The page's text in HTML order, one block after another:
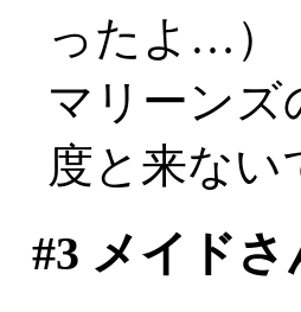
ったよ…）
マリーンズ
度と来ない
#3 メイドさ